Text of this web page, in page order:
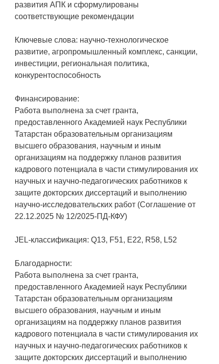
развития АПК и сформулированы
соответствующие рекомендации
Ключевые слова: научно-технологическое
развитие, агропромышленный комплекс, санкции,
инвестиции, региональная политика,
конкурентоспособность
Финансирование:
Работа выполнена за счет гранта,
предоставленного Академией наук Республики
Татарстан образовательным организациям
высшего образования, научным и иным
организациям на поддержку планов развития
кадрового потенциала в части стимулирования их
научных и научно-педагогических работников к
защите докторских диссертаций и выполнению
научно-исследовательских работ (Соглашение от
22.12.2025 № 12/2025-ПД-КФУ)
JEL-классификация: Q13, F51, E22, R58, L52
Благодарности:
Работа выполнена за счет гранта,
предоставленного Академией наук Республики
Татарстан образовательным организациям
высшего образования, научным и иным
организациям на поддержку планов развития
кадрового потенциала в части стимулирования их
научных и научно-педагогических работников к
защите докторских диссертаций и выполнению